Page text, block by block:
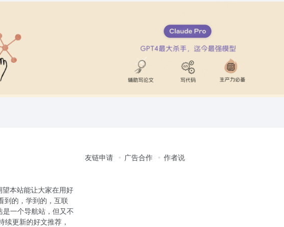
本站能让大家在用好
到的，学到的，互联
一个导航站，但又不
更新的好文推荐，
友链申请 广告合作 作者说